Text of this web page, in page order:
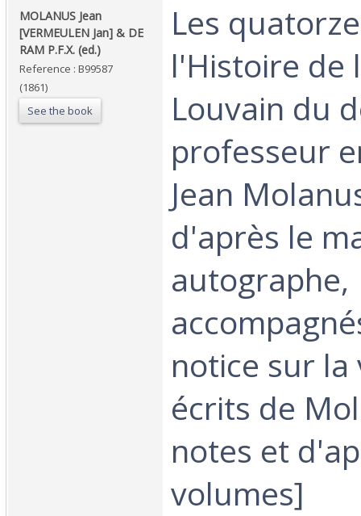
‎MOLANUS Jean
[VERMEULEN Jan] & DE
RAM P.F.X. (ed.)‎
Reference : B99587
(1861)
See the book
‎Les
l'Histoire de
Louvain du
professeur
Jean
d'après le
autographe,
notice sur la
écrits de
notes et
volumes]‎